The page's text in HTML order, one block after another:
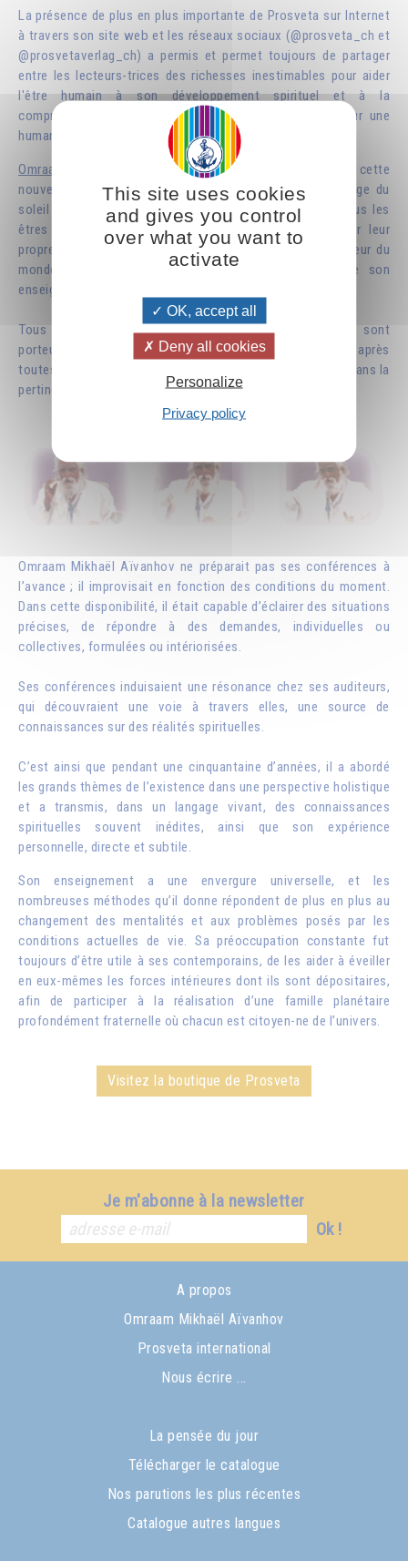
La présence de plus en plus importante de Prosveta sur Internet
à travers son site web et les réseaux sociaux (@prosveta_ch et
@prosvetaverlag_ch) a permis et permet toujours de partager
entre les lecteurs-trices des richesses inestimables pour aider
l'être humain à son développement spirituel et à la
compréhension d'une nécessaire mutation intérieure pour une
humanité plus épanouie.
Omraam Mikhaël Aïvanhov aimait qualifier l’émergence de cette
nouvelle conscience par le terme de « solaire », à l’image du
soleil qui distribue sa lumière, sa chaleur et sa vie à tous les
êtres quels qu’ils soient. Aider les humains à retrouver leur
propre dimension spirituelle tout en s’épanouissant au cœur du
monde où ils se trouvent fut une ligne de force de son
enseignement.
Tous les ouvrages que diffusent les Éditions Prosveta sont
porteurs de ce message. Son originalité et son succès après
toutes ces années tient dans la clarté de son discours et dans la
pertinence de son exposé pour les temps modernes.
Omraam Mikhaël Aïvanhov ne préparait pas ses conférences à
l’avance ; il improvisait en fonction des conditions du moment.
Dans cette disponibilité, il était capable d’éclairer des situations
précises, de répondre à des demandes, individuelles ou
collectives, formulées ou intériorisées.
Ses conférences induisaient une résonance chez ses auditeurs,
qui découvraient une voie à travers elles, une source de
connaissances sur des réalités spirituelles.
C’est ainsi que pendant une cinquantaine d’années, il a abordé
les grands thèmes de l’existence dans une perspective holistique
et a transmis, dans un langage vivant, des connaissances
spirituelles souvent inédites, ainsi que son expérience
personnelle, directe et subtile.
Son enseignement a une envergure universelle, et les
nombreuses méthodes qu’il donne répondent de plus en plus au
changement des mentalités et aux problèmes posés par les
conditions actuelles de vie. Sa préoccupation constante fut
toujours d’être utile à ses contemporains, de les aider à éveiller
en eux-mêmes les forces intérieures dont ils sont dépositaires,
afin de participer à la réalisation d’une famille planétaire
profondément fraternelle où chacun est citoyen-ne de l’univers.
Visitez la boutique de Prosveta
Je m'abonne à la newsletter
Ok !
A propos
Omraam Mikhaël Aïvanhov
Prosveta international
Nous écrire ...
La pensée du jour
Télécharger le catalogue
Nos parutions les plus récentes
Catalogue autres langues
This site uses cookies
and gives you control
over what you want to
activate
OK, accept all
Deny all cookies
Personalize
Privacy policy